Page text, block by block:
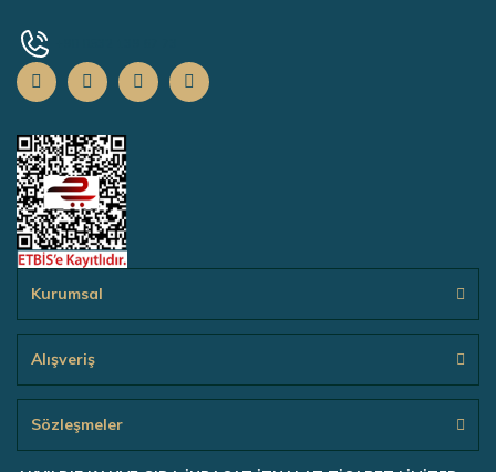
Kurumsal
Alışveriş
Sözleşmeler